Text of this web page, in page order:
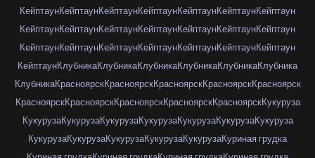
КейптаунКейптаунКейптаунКейптаунКейптаунКейптаунКейптаун
КейптаунКейптаунКейптаунКейптаунКейптаунКейптаунКейптаун
КейптаунКейптаунКейптаунКейптаунКейптаунКейптаунКейптаун
КейптаунКлубникаКлубникаКлубникаКлубникаКлубникаКлубника
КлубникаКрасноярскКрасноярскКрасноярскКрасноярскКрасноярск
КрасноярскКрасноярскКрасноярскКрасноярскКрасноярскКукуруза
КукурузаКукурузаКукурузаКукурузаКукурузаКукурузаКукуруза
КукурузаКукурузаКукурузаКукурузаКукурузаКуриная грудка